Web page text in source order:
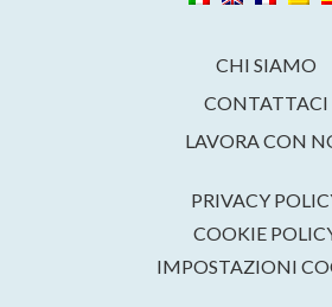
CHI SIAMO
CONTATTACI
LAVORA CON
PRIVACY
COOKIE
IMPOSTAZIONI